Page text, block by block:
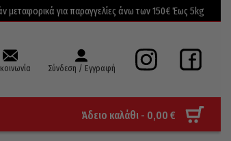
μεταφορικά για παραγγελίες άνω των 150€ Έως 5kg
Σύνδεση / Εγγραφή
Άδειο καλάθι - 0,00 €